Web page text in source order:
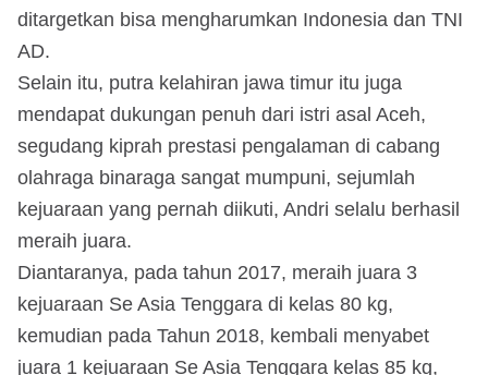
ditargetkan bisa mengharumkan Indonesia dan TNI
AD.
Selain itu, putra kelahiran jawa timur itu juga
mendapat dukungan penuh dari istri asal Aceh,
segudang kiprah prestasi pengalaman di cabang
olahraga binaraga sangat mumpuni, sejumlah
kejuaraan yang pernah diikuti, Andri selalu berhasil
meraih juara.
Diantaranya, pada tahun 2017, meraih juara 3
kejuaraan Se Asia Tenggara di kelas 80 kg,
kemudian pada Tahun 2018, kembali menyabet
juara 1 kejuaraan Se Asia Tenggara kelas 85 kg,